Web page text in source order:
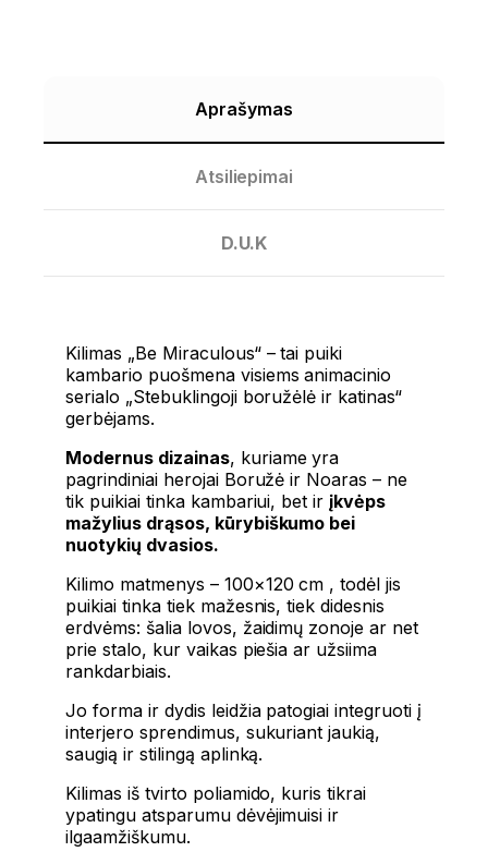
Aprašymas
Atsiliepimai
D.U.K
Kilimas „Be Miraculous“ – tai puiki
kambario puošmena visiems animacinio
serialo „Stebuklingoji boružėlė ir katinas“
gerbėjams.
Modernus dizainas, kuriame yra
pagrindiniai herojai Boružė ir Noaras – ne
tik puikiai tinka kambariui, bet ir įkvėps
mažylius drąsos, kūrybiškumo bei
nuotykių dvasios.
Kilimo matmenys – 100×120 cm , todėl jis
puikiai tinka tiek mažesnis, tiek didesnis
erdvėms: šalia lovos, žaidimų zonoje ar net
prie stalo, kur vaikas piešia ar užsiima
rankdarbiais.
Jo forma ir dydis leidžia patogiai integruoti į
interjero sprendimus, sukuriant jaukią,
saugią ir stilingą aplinką.
Kilimas iš tvirto poliamido, kuris tikrai
ypatingu atsparumu dėvėjimuisi ir
ilgaamžiškumu.